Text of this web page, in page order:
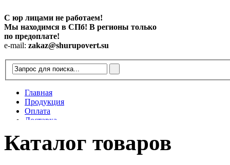
С юр лицами не работаем!
Мы находимся в СПб! В регионы только
по предоплате!
e-mail: zakaz@shurupovert.su
Главная
Продукция
Оплата
Доставка
Статьи
Каталог товаров